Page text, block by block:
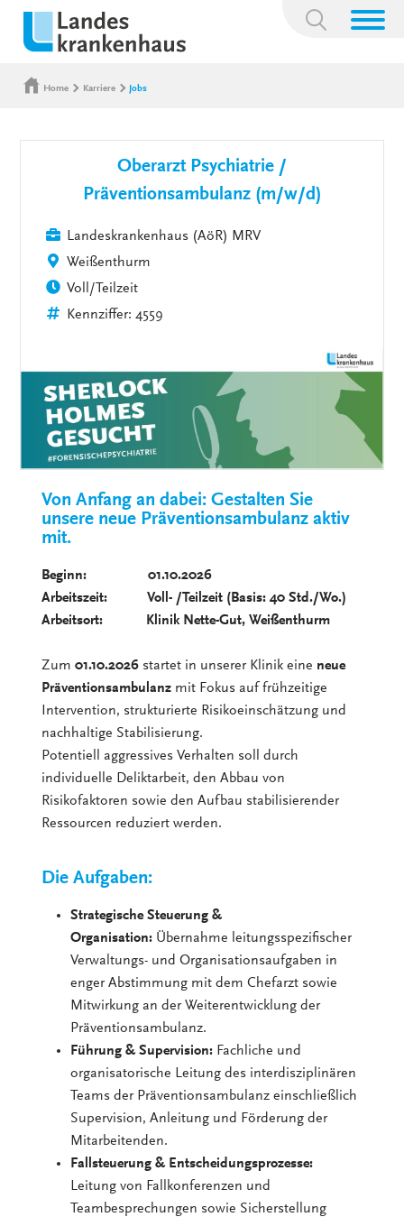
Suchbegriff:
Home Karriere Jobs
Oberarzt Psychiatrie /
Präventionsambulanz (m/w/d)
Landeskrankenhaus (AöR) MRV
Weißenthurm
Voll/Teilzeit
Kennziffer: 4559
Von Anfang an dabei: Gestalten Sie
unsere neue Präventionsambulanz aktiv
mit.
Beginn: 01.10.2026
Arbeitszeit: Voll- /Teilzeit (Basis: 40 Std./Wo.)
Arbeitsort: Klinik Nette-Gut, Weißenthurm
Zum01.10.2026 startet in unserer Klinik eine neue
Präventionsambulanz mit Fokus auf frühzeitige
Intervention, strukturierte Risikoeinschätzung und
nachhaltige Stabilisierung.
Potentiell aggressives Verhalten soll durch
individuelle Deliktarbeit, den Abbau von
Risikofaktoren sowie den Aufbau stabilisierender
Ressourcen reduziert werden.
Die Aufgaben:
Strategische Steuerung &
Organisation: Übernahme leitungsspezifischer
Verwaltungs- und Organisationsaufgaben in
enger Abstimmung mit dem Chefarzt sowie
Mitwirkung an der Weiterentwicklung der
Präventionsambulanz.
Führung & Supervision: Fachliche und
organisatorische Leitung des interdisziplinären
Teams der Präventionsambulanz einschließlich
Supervision, Anleitung und Förderung der
Mitarbeitenden.
Fallsteuerung & Entscheidungsprozesse:
Leitung von Fallkonferenzen und
Teambesprechungen sowie Sicherstellung